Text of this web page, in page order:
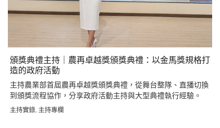
頒獎典禮主持｜農再卓越獎頒獎典禮：以金馬獎規格打
造的政府活動
主持農業部首屆農再卓越獎頒獎典禮，從舞台整隊、直播切換
到頒獎流程協作，分享政府活動主持與大型典禮執行經驗。
主持實錄, 主持專欄